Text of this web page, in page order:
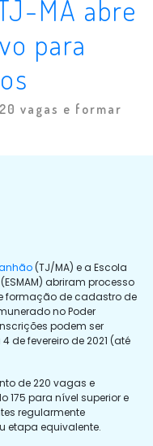
MA abre
para
vagas e formar
(TJ/MA) e a Escola
abriram processo
formação de cadastro de
no Poder
podem ser
de fevereiro de 2021 (até
de 220 vagas e
175 para nível superior e
regularmente
etapa equivalente.